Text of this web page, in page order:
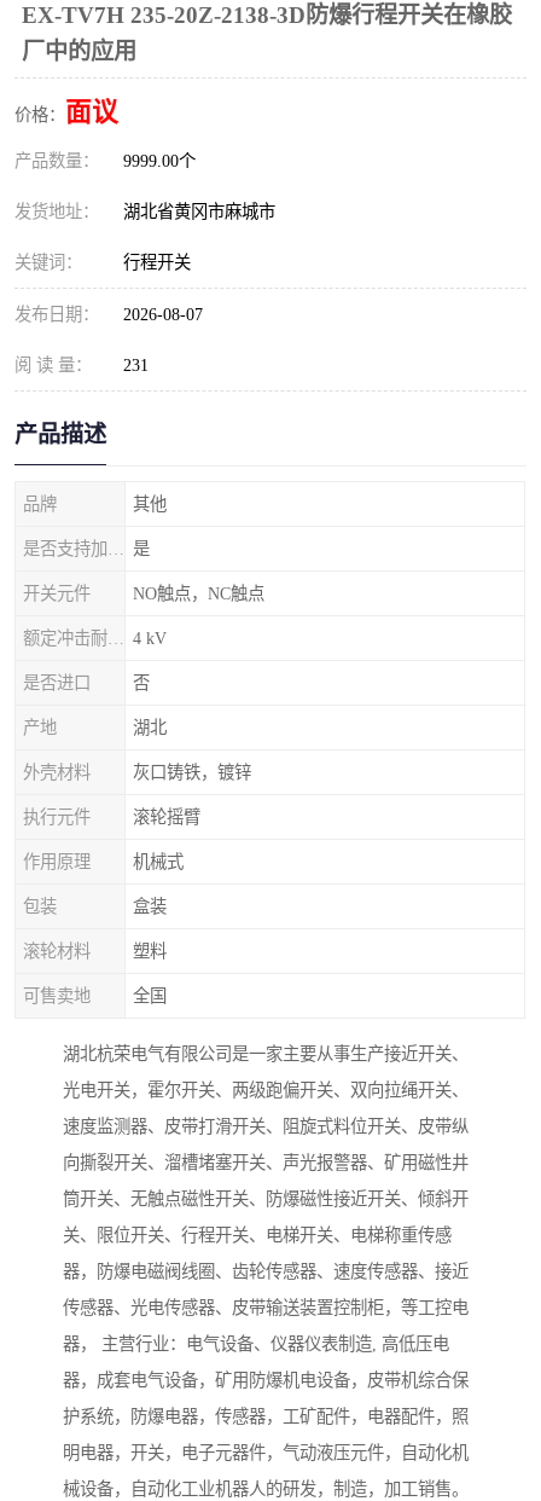
EX-TV7H 235-20Z-2138-3D防爆行程开关在橡胶
厂中的应用
价格： 面议
产品数量： 9999.00个
发货地址： 湖北省黄冈市麻城市
关键词： 行程开关
发布日期： 2026-08-07
阅 读 量： 231
产品描述
品牌 其他
是
开关元件 NO触点，NC触点
4 kV
是否进口 否
产地 湖北
外壳材料 灰口铸铁，镀锌
执行元件 滚轮摇臂
作用原理 机械式
包装 盒装
滚轮材料 塑料
可售卖地 全国
湖北杭荣电气有限公司是一家主要从事生产接近开关、
光电开关，霍尔开关、两级跑偏开关、双向拉绳开关、
速度监测器、皮带打滑开关、阻旋式料位开关、皮带纵
向撕裂开关、溜槽堵塞开关、声光报警器、矿用磁性井
筒开关、无触点磁性开关、防爆磁性接近开关、倾斜开
关、限位开关、行程开关、电梯开关、电梯称重传感
器，防爆电磁阀线圈、齿轮传感器、速度传感器、接近
传感器、光电传感器、皮带输送装置控制柜，等工控电
器， 主营行业：电气设备、仪器仪表制造, 高低压电
器，成套电气设备，矿用防爆机电设备，皮带机综合保
护系统，防爆电器，传感器，工矿配件，电器配件，照
明电器，开关，电子元器件，气动液压元件，自动化机
械设备，自动化工业机器人的研发，制造，加工销售。
限位开关 速度检测器
速度传感器
微电脑超速开关